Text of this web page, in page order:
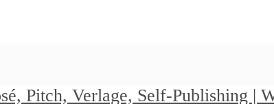
Pitch, Verlage, Self-Publishing |